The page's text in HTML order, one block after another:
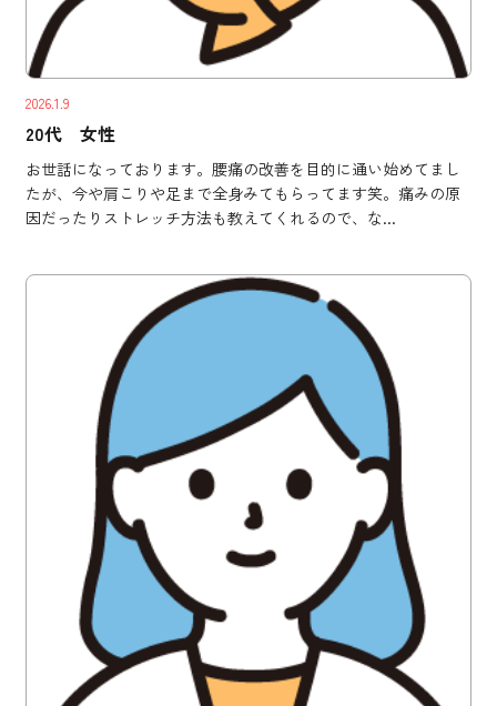
2026.1.9
20代 女性
お世話になっております。腰痛の改善を目的に通い始めてまし
たが、今や肩こりや足まで全身みてもらってます笑。痛みの原
因だったりストレッチ方法も教えてくれるので、な...